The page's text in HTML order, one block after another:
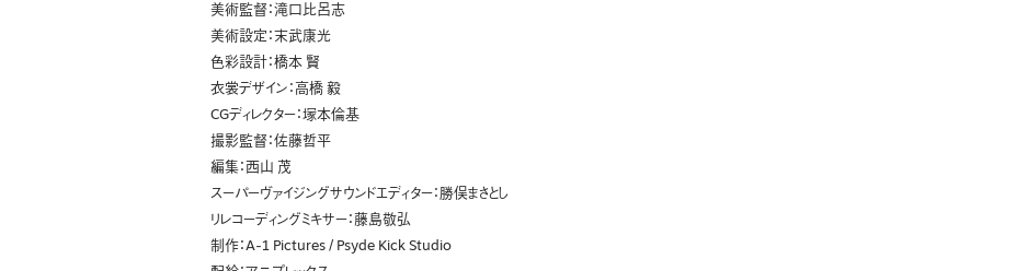
美術監督：滝口比呂志
美術設定：末武康光
色彩設計：橋本 賢
衣裳デザイン：高橋 毅
CGディレクター：塚本倫基
撮影監督：佐藤哲平
編集：西山 茂
スーパーヴァイジングサウンドエディター：勝俣まさとし
リレコーディングミキサー：藤島敬弘
制作：A-1 Pictures / Psyde Kick Studio